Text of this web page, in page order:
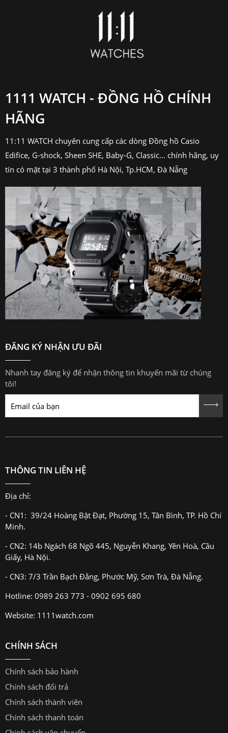
1111 WATCH - ĐỒNG HỒ CHÍNH
HÃNG
11:11 WATCH chuyên cung cấp các dòng Đồng hồ Casio
Edifice, G-shock, Sheen SHE, Baby-G, Classic... chính hãng, uy
tín có mặt tại 3 thành phố Hà Nội, Tp.HCM, Đà Nẵng
ĐĂNG KÝ NHẬN ƯU ĐÃI
Nhanh tay đăng ký để nhận thông tin khuyến mãi từ chúng
tôi!
THÔNG TIN LIÊN HỆ
Địa chỉ:
- CN1: 39/24 Hoàng Bật Đạt, Phường 15, Tân Bình, TP. Hồ Chí
Minh.
- CN2: 14b Ngách 68 Ngõ 445, Nguyễn Khang, Yên Hoà, Cầu
Giấy, Hà Nội.
- CN3: 7/3 Trần Bạch Đằng, Phước Mỹ, Sơn Trà, Đà Nẵng.
Hotline: 0989 263 773 - 0902 695 680
Website: 1111watch.com
CHÍNH SÁCH
Chính sách bảo hành
Chính sách đổi trả
Chính sách thành viên
Chính sách thanh toán